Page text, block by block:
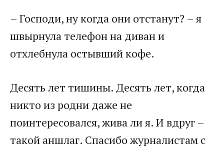
– Господи, ну когда они отстанут? – я
швырнула телефон на диван и
отхлебнула остывший кофе.
Десять лет тишины. Десять лет, когда
никто из родни даже не
поинтересовался, жива ли я. И вдруг –
такой аншлаг. Спасибо журналистам с